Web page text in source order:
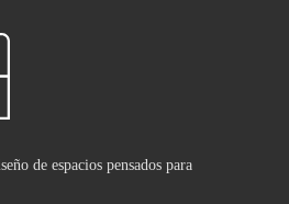
de espacios pensados para